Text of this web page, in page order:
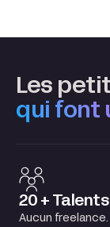
Les
qui font
20 +
Aucun freelance.